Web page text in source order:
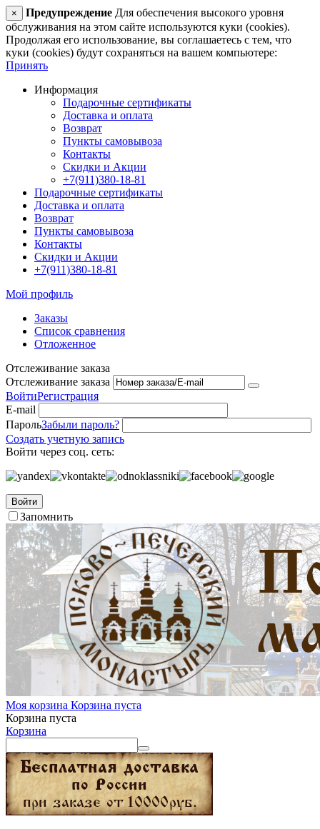
× Предупреждение Для обеспечения высокого уровня
обслуживания на этом сайте используются куки (cookies).
Продолжая его использование, вы соглашаетесь с тем, что
куки (cookies) будут сохраняться на вашем компьютере:
Принять
Информация
Подарочные сертификаты
Доставка и оплата
Возврат
Пункты самовывоза
Контакты
Скидки и Акции
+7(911)380-18-81
Подарочные сертификаты
Доставка и оплата
Возврат
Пункты самовывоза
Контакты
Скидки и Акции
+7(911)380-18-81
Мой профиль
Заказы
Список сравнения
Отложенное
Отслеживание заказа
Отслеживание заказа
ВойтиРегистрация
E-mail
ПарольЗабыли пароль?
Создать учетную запись
Войти через соц. сеть:
Войти
Запомнить
Моя корзина Корзина пуста
Корзина пуста
Корзина